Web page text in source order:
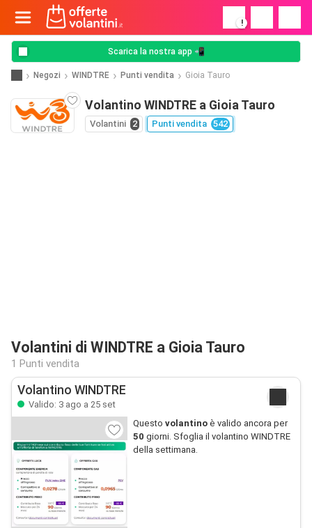
!
Scarica la nostra app 📲
Negozi WINDTRE Punti vendita Gioia Tauro
Volantino WINDTRE a Gioia Tauro
Volantini 2 Punti vendita 542
Volantini di WINDTRE a Gioia Tauro
1 Punti vendita
Volantino WINDTRE
Valido: 3 ago a 25 set
Questo volantinoè valido ancora per
50 giorni. Sfoglia il volantino WINDTRE
della settimana.